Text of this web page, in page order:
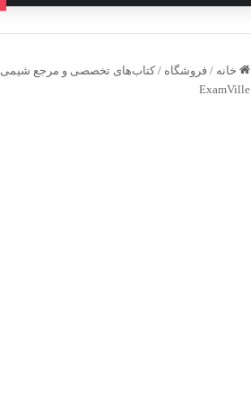
خانه / فروشگاه / کتاب‌های تخصصی و مرجع شیمی
ExamVille